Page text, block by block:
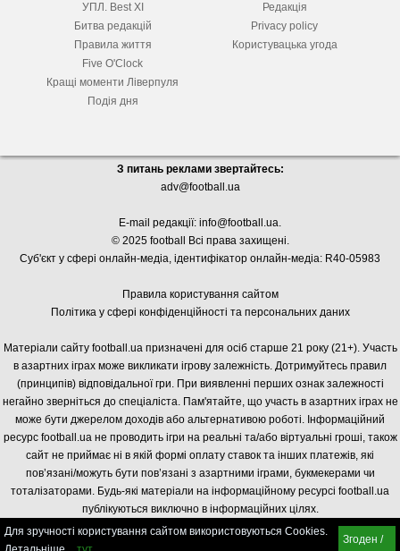
УПЛ. Best XІ
Битва редакцій
Правила життя
Five O'Clock
Кращі моменти Ліверпуля
Подія дня
Редакція
Privacy policy
Користувацька угода
З питань реклами звертайтесь:
adv@football.ua
E-mail редакції: info@football.ua.
© 2025 football Всі права захищені.
Суб'єкт у сфері онлайн-медіа, ідентифікатор онлайн-медіа: R40-05983
Правила користування сайтом
Політика у сфері конфіденційності та персональних даних
Матеріали сайту football.ua призначені для осіб старше 21 року (21+). Участь
в азартних іграх може викликати ігрову залежність. Дотримуйтесь правил
(принципів) відповідальної гри. При виявленні перших ознак залежності
негайно зверніться до спеціаліста. Пам'ятайте, що участь в азартних іграх не
може бути джерелом доходів або альтернативою роботі. Інформаційний
ресурс football.ua не проводить ігри на реальні та/або віртуальні гроші, також
сайт не приймає ні в якій формі оплату ставок та інших платежів, які
пов’язані/можуть бути пов’язані з азартними іграми, букмекерами чи
тоталізаторами. Будь-які матеріали на інформаційному ресурсі football.ua
публікуються виключно в інформаційних цілях.
Для зручності користування сайтом використовуються Cookies.
Згоден /